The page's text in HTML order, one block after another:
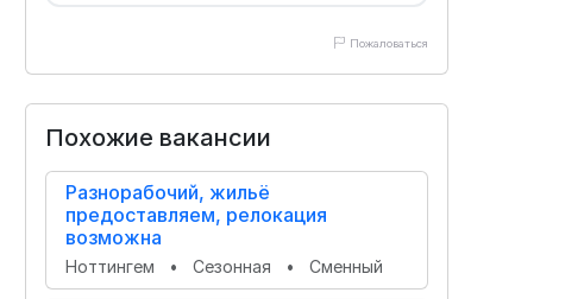
Пожаловаться
Похожие вакансии
Разнорабочий, жильё
предоставляем, релокация
возможна
Ноттингем • Сезонная • Сменный